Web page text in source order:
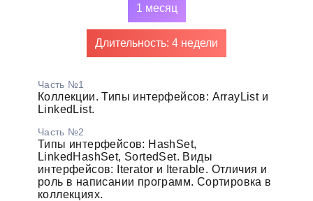
1 месяц
Длительность: 4 недели
Часть №1
Коллекции. Типы интерфейсов: ArrayList и
LinkedList.
Часть №2
Типы интерфейсов: HashSet,
LinkedHashSet, SortedSet. Виды
интерфейсов: Iterator и Iterable. Отличия и
роль в написании программ. Сортировка в
коллекциях.